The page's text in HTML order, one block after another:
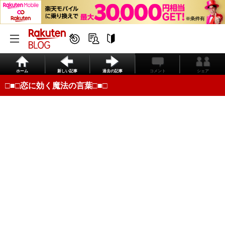
ホーム 新しい記事 過去の記事 コメント シェア
□■□恋に効く魔法の言葉□■□